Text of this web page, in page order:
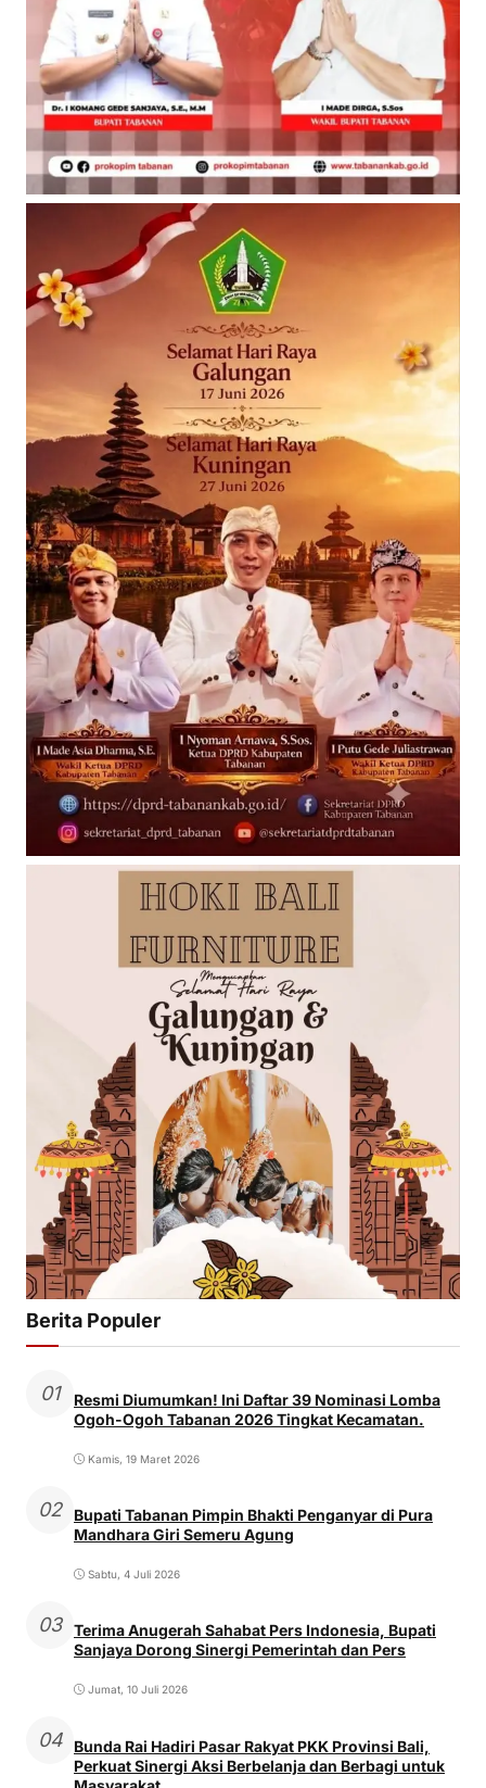
Berita Populer
01
Resmi Diumumkan! Ini Daftar 39 Nominasi Lomba
Ogoh-Ogoh Tabanan 2026 Tingkat Kecamatan.
Kamis, 19 Maret 2026
02
Bupati Tabanan Pimpin Bhakti Penganyar di Pura
Mandhara Giri Semeru Agung
Sabtu, 4 Juli 2026
03
Terima Anugerah Sahabat Pers Indonesia, Bupati
Sanjaya Dorong Sinergi Pemerintah dan Pers
Jumat, 10 Juli 2026
04
Bunda Rai Hadiri Pasar Rakyat PKK Provinsi Bali,
Perkuat Sinergi Aksi Berbelanja dan Berbagi untuk